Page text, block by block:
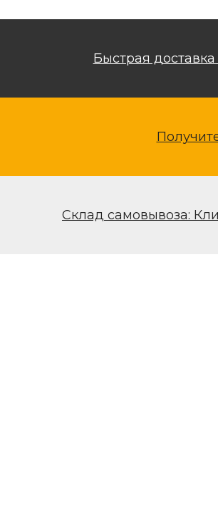
Быстрая
Склад самовывоза: